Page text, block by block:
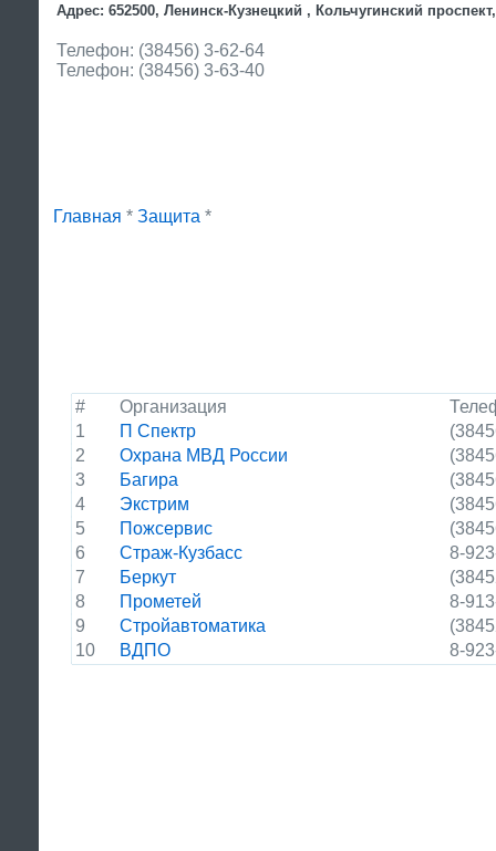
Адрес: 652500, Ленинск-Кузнецкий , Кольчугинский
Телефон: (38456) 3-62-64
Телефон: (38456) 3-63-40
Главная * Защита *
# Организация
1
П Спектр
2
Охрана МВД России
3
Багира
4
Экстрим
5
Пожсервис
6
Страж-Кузбасс
8-
7
Беркут
8
Прометей
8-
9
Стройавтоматика
10
ВДПО 8-